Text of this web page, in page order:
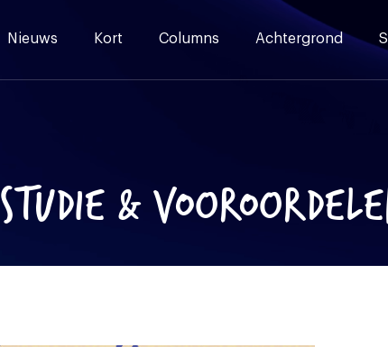
Nieuws Kort Columns Achtergrond
STUDIE &